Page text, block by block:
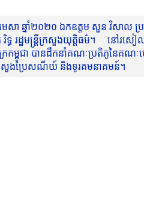
ឆ្នាំ២០២០ ឯកឧត្តម សួន វិសាល ប្រ
រដ្ឋមន្ត្រីក្រសួងយុត្តិធម៌។ នៅរសៀល
ម្ពុជា បានដឹកនាំគណៈប្រតិភូនៃគណៈម
រសួងប្រៃសណីយ៍ និងទូរគមនាគមន៍។